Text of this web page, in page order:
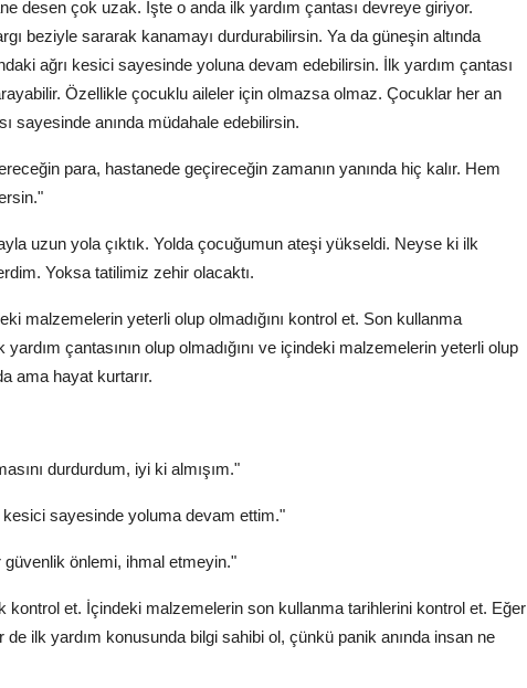
desen çok uzak. İşte o anda ilk yardım çantası devreye giriyor.
beziyle sararak kanamayı durdurabilirsin. Ya da güneşin altında
ağrı kesici sayesinde yoluna devam edebilirsin. İlk yardım çantası
Özellikle çocuklu aileler için olmazsa olmaz. Çocuklar her an
sayesinde anında müdahale edebilirsin.
para, hastanede geçireceğin zamanın yanında hiç kalır. Hem
uzun yola çıktık. Yolda çocuğumun ateşi yükseldi. Neyse ki ilk
Yoksa tatilimiz zehir olacaktı.
malzemelerin yeterli olup olmadığını kontrol et. Son kullanma
çantasının olup olmadığını ve içindeki malzemelerin yeterli olup
ama hayat kurtarır.
durdurdum, iyi ki almışım."
kesici sayesinde yoluma devam ettim."
güvenlik önlemi, ihmal etmeyin."
kontrol et. İçindeki malzemelerin son kullanma tarihlerini kontrol et. Eğer
ilk yardım konusunda bilgi sahibi ol, çünkü panik anında insan ne